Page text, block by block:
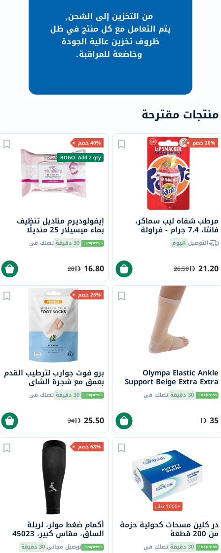
منتجات مقترحة
20% خصم
مرطب شفاه ليب سماكر،
فانتا، 7.4 جرام - فراولة
التوصيل اليوم
21.20
26.50
40% خصم
BOGO- Add 2 qty
إيفولوديرم مناديل تنظيف
بماء ميسيلار 25 منديلًا
16279 30 دقيقة تصلك في
16.80
28
Olympa Elastic Ankle
Support Beige Extra Extra
Large OES-911
30 دقيقة تصلك في
35
25% خصم
برو فوت جوارب لترطيب القدم
بعمق مع شجرة الشاي
وفيتامين E لإصلاح البشرة
الجافة،حزمه من زوج واحد
30 دقيقة تصلك في
25.50
34
+1000 طلب
در كلين مسحات كحولية حزمة
من 200 قطعة
30 دقيقة تصلك في
68% خصم
أكمام ضغط مولر، لربلة
الساق، مقاس كبير، 45023
توصيل مجاني30 دقيقة